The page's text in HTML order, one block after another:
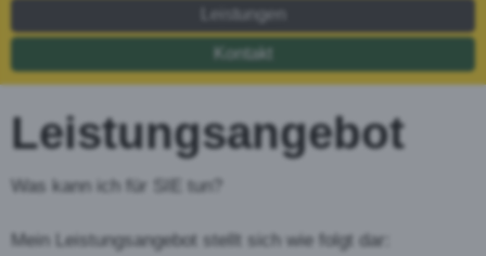
Leistungen
Kontakt
Leistungsangebot
Was kann ich für SIE tun?
Mein Leistungsangebot stellt sich wie folgt dar: